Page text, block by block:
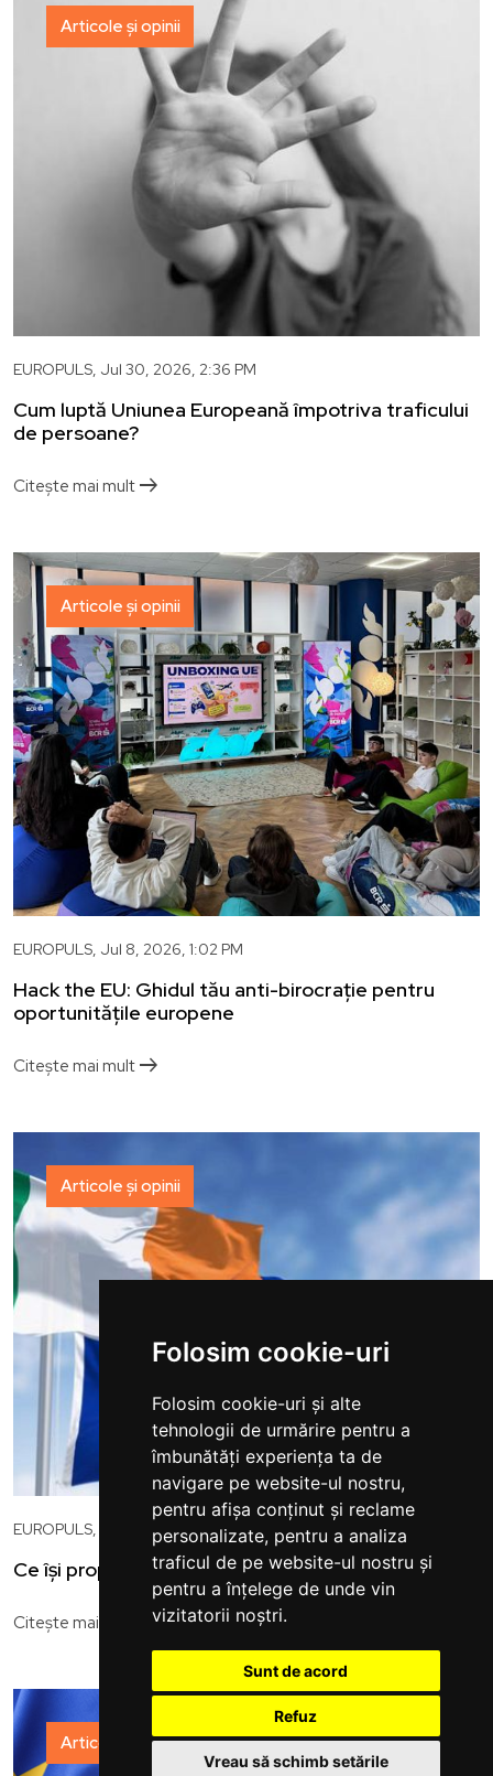
Folosim cookie-uri
Folosim cookie-uri și alte
tehnologii de urmărire pentru a
îmbunătăți experiența ta de
navigare pe website-ul nostru,
pentru afișa conținut și reclame
personalizate, pentru a analiza
traficul de pe website-ul nostru și
pentru a înțelege de unde vin
vizitatorii noștri.
Sunt de acord
Refuz
Vreau să schimb setările
Articole și opinii
EUROPULS, Jul 30, 2026, 2:36 PM
Cum luptă Uniunea Europeană împotriva traficului
de persoane?
Citește mai mult arrow_right_alt
Articole și opinii
EUROPULS, Jul 8, 2026, 1:02 PM
Hack the EU: Ghidul tău anti-birocrație pentru
oportunitățile europene
Citește mai mult arrow_right_alt
Articole și opinii
EUROPULS, Jun 30, 2026, 5:47 PM
Ce își propune Irlanda la Președinția Consiliului UE?
Citește mai mult arrow_right_alt
Articole și opinii